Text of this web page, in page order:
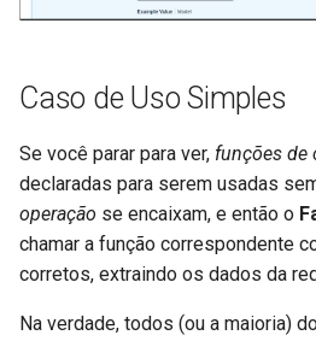
Caso de Uso Simples
Se você parar para ver, funções de
declaradas para serem usadas
operação se encaixam, e então o
chamar a função correspondente
corretos, extraindo os dados da
Na verdade, todos (ou a maioria)